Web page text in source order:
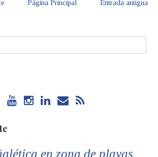
Entrada antigua
Página Principal
en zona de playas